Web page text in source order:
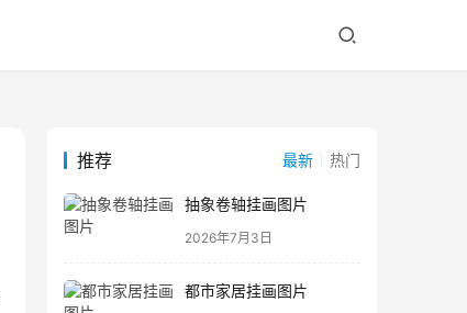
推荐 最新 热门
抽象卷轴挂画图片
2026年7月3日
都市家居挂画图片